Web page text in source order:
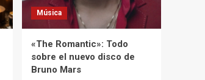
Música
«The Romantic»: Todo
sobre el nuevo disco de
Bruno Mars